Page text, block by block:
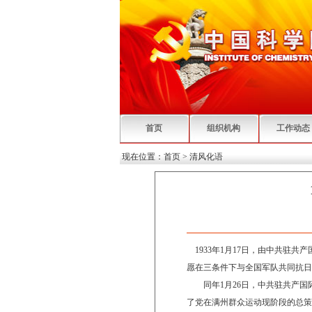
首页 组织机构 工作动态
现在位置： 首页 > 清风化语
1933年1月17日，由中共驻共产
愿在三条件下与全国军队共同抗日
同年1月26日，中共驻共产国
了党在满州群众运动现阶段的总